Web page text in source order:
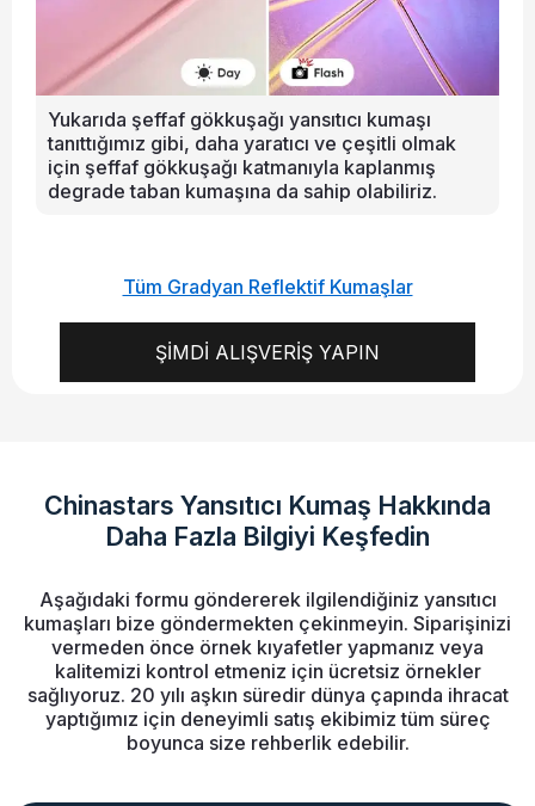
Yukarıda şeffaf gökkuşağı yansıtıcı kumaşı
tanıttığımız gibi, daha yaratıcı ve çeşitli olmak
için şeffaf gökkuşağı katmanıyla kaplanmış
degrade taban kumaşına da sahip olabiliriz.
Tüm Gradyan Reflektif Kumaşlar
ŞİMDİ ALIŞVERİŞ YAPIN
Chinastars Yansıtıcı Kumaş Hakkında
Daha Fazla Bilgiyi Keşfedin
Aşağıdaki formu göndererek ilgilendiğiniz yansıtıcı
kumaşları bize göndermekten çekinmeyin. Siparişinizi
vermeden önce örnek kıyafetler yapmanız veya
kalitemizi kontrol etmeniz için ücretsiz örnekler
sağlıyoruz. 20 yılı aşkın süredir dünya çapında ihracat
yaptığımız için deneyimli satış ekibimiz tüm süreç
boyunca size rehberlik edebilir.